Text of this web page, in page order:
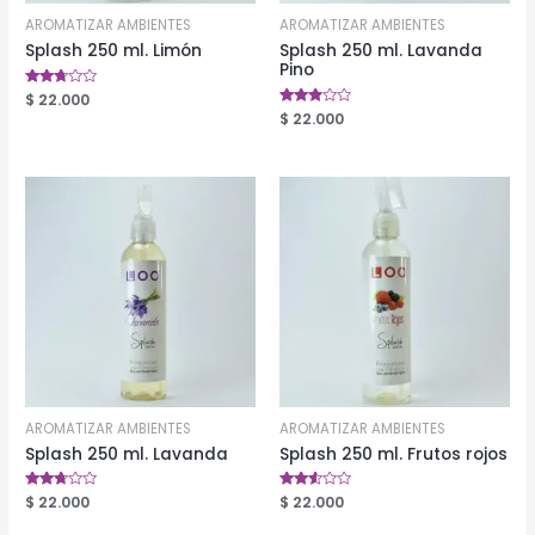
AROMATIZAR AMBIENTES
Splash 250 ml. Limón
Valorado
en
$ 22.000
AROMATIZAR AMBIENTES
Splash 250 ml. Lavanda
Pino
Valorado
en
$ 22.000
AROMATIZAR AMBIENTES
Splash 250 ml. Lavanda
Valorado
en
$ 22.000
AROMATIZAR AMBIENTES
Splash 250 ml. Frutos rojos
Valorado
en
$ 22.000